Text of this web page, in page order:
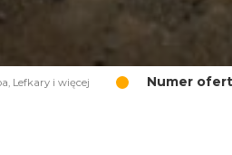
Lefkary i więcej Numer